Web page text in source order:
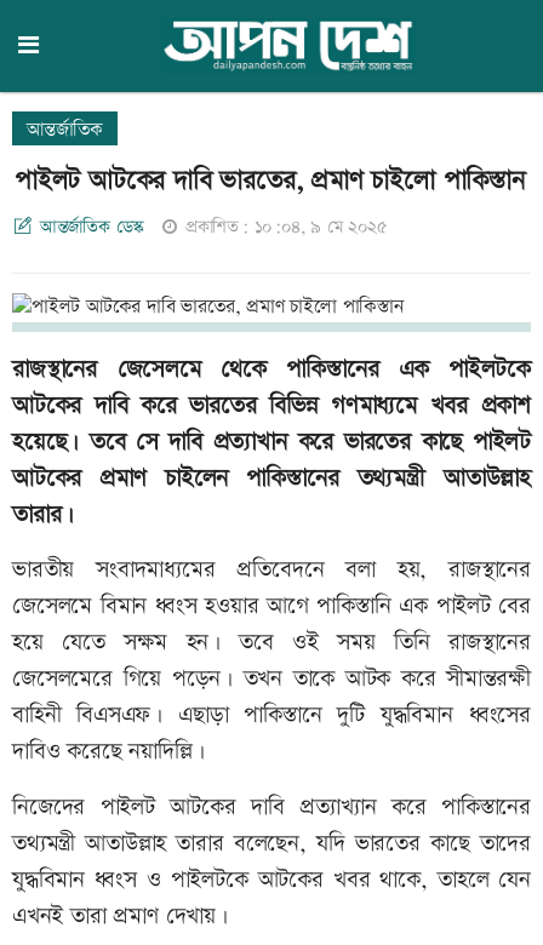
আন্তর্জাতিক
পাইলট আটকের দাবি ভারতের, প্রমাণ চাইলো পাকিস্তান
আন্তর্জাতিক ডেস্ক প্রকাশিত: ১০:০৪, ৯ মে ২০২৫
রাজস্থানের জেসেলমে থেকে পাকিস্তানের এক পাইলটকে
আটকের দাবি করে ভারতের বিভিন্ন গণমাধ্যমে খবর প্রকাশ
হয়েছে। তবে সে দাবি প্রত্যাখান করে ভারতের কাছে পাইলট
আটকের প্রমাণ চাইলেন পাকিস্তানের তথ্যমন্ত্রী আতাউল্লাহ
তারার।
ভারতীয় সংবাদমাধ্যমের প্রতিবেদনে বলা হয়, রাজস্থানের
জেসেলমে বিমান ধ্বংস হওয়ার আগে পাকিস্তানি এক পাইলট বের
হয়ে যেতে সক্ষম হন। তবে ওই সময় তিনি রাজস্থানের
জেসেলমেরে গিয়ে পড়েন। তখন তাকে আটক করে সীমান্তরক্ষী
বাহিনী বিএসএফ। এছাড়া পাকিস্তানে দুটি যুদ্ধবিমান ধ্বংসের
দাবিও করেছে নয়াদিল্লি।
নিজেদের পাইলট আটকের দাবি প্রত্যাখ্যান করে পাকিস্তানের
তথ্যমন্ত্রী আতাউল্লাহ তারার বলেছেন, যদি ভারতের কাছে তাদের
যুদ্ধবিমান ধ্বংস ও পাইলটকে আটকের খবর থাকে, তাহলে যেন
এখনই তারা প্রমাণ দেখায়।